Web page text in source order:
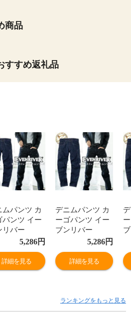
商品
すすめ返礼品
ムパンツ カ
パンツ イー
リバー
ジ
ン ワークパ
ストレッチ
しゃれ 人気
作業ズボ
ーンズ メン
5,286円
詳細を見る
デニムパンツ カ
ーゴパンツ イー
ブンリバー
EVENRIVER ジ
ーパン ワークパ
ンツ ストレッチ
綿 おしゃれ 人気
作業服 作業ズボ
ン ジーンズ メン
5,286円
詳細を見る
ランキングをもっと見る